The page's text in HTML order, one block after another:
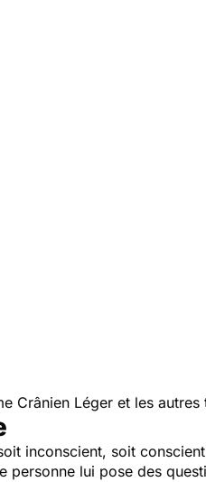
Crânien Léger et les autres
inconscient, soit
personne lui pose des